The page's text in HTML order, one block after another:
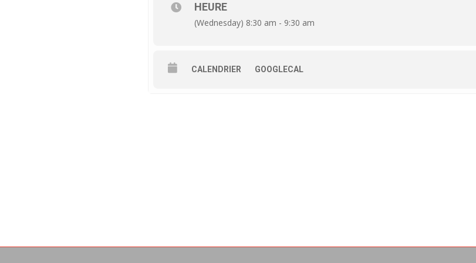
HEURE
(Wednesday) 8:30 am - 9:30 am
CALENDRIER GOOGLECAL